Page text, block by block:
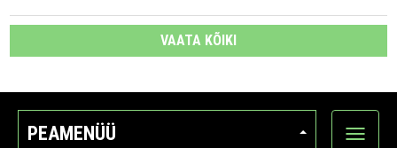
VAATA KÕIKI
PEAMENÜÜ
Ava